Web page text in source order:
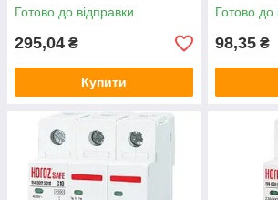
Готово до відправки
295,04 ₴
Купити
Готово до
98,35 ₴